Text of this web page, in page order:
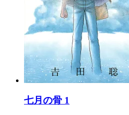
七月の骨 1